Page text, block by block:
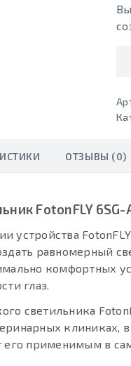
ОТЗЫВЫ (0)
FotonFLY 6SG-
устройства
равномерный
комфортных
глаз.
светильника
клиниках,
его применимым в